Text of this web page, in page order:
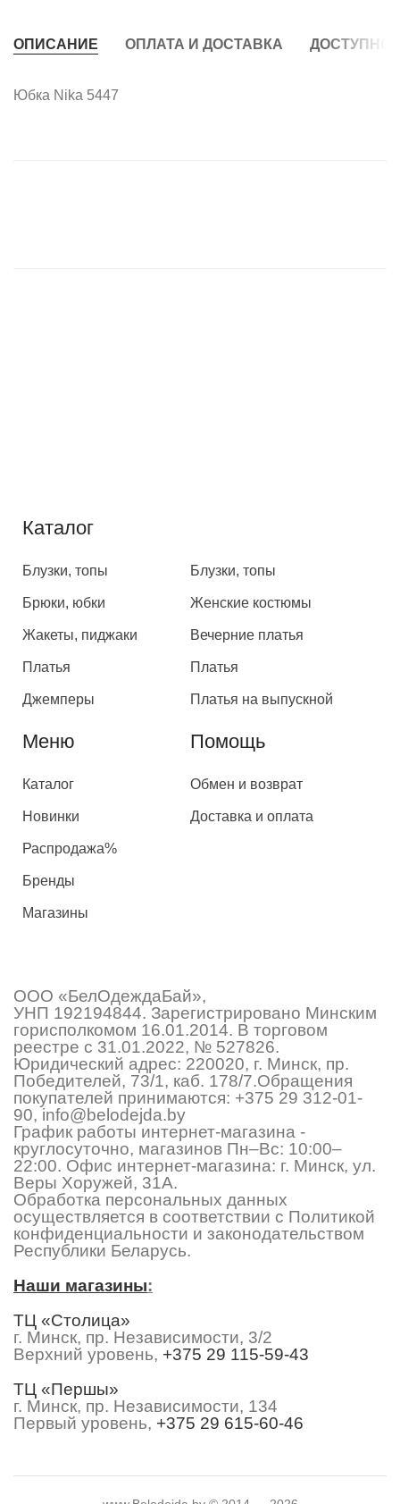
ОПИСАНИЕ ОПЛАТА И ДОСТАВКА ДОСТУПНО
Юбка Nika 5447
Каталог
Блузки, топы
Брюки, юбки
Жакеты, пиджаки
Платья
Джемперы
Блузки, топы
Женские костюмы
Вечерние платья
Платья
Платья на выпускной
Меню
Каталог
Новинки
Распродажа%
Бренды
Магазины
Помощь
Обмен и возврат
Доставка и оплата
ООО «БелОдеждаБай»,
УНП 192194844. Зарегистрировано Минским
горисполкомом 16.01.2014. В торговом
реестре с 31.01.2022, № 527826.
Юридический адрес: 220020, г. Минск, пр.
Победителей, 73/1, каб. 178/7.Обращения
покупателей принимаются: +375 29 312-01-
90, info@belodejda.by
График работы интернет-магазина -
круглосуточно, магазинов Пн–Вс: 10:00–
22:00. Офис интернет-магазина: г. Минск, ул.
Веры Хоружей, 31А.
Обработка персональных данных
осуществляется в соответствии с Политикой
конфиденциальности и законодательством
Республики Беларусь.
Наши магазины:
ТЦ «Столица»
г. Минск, пр. Независимости, 3/2
Верхний уровень, +375 29 115-59-43
ТЦ «Першы»
г. Минск, пр. Независимости, 134
Первый уровень, +375 29 615-60-46